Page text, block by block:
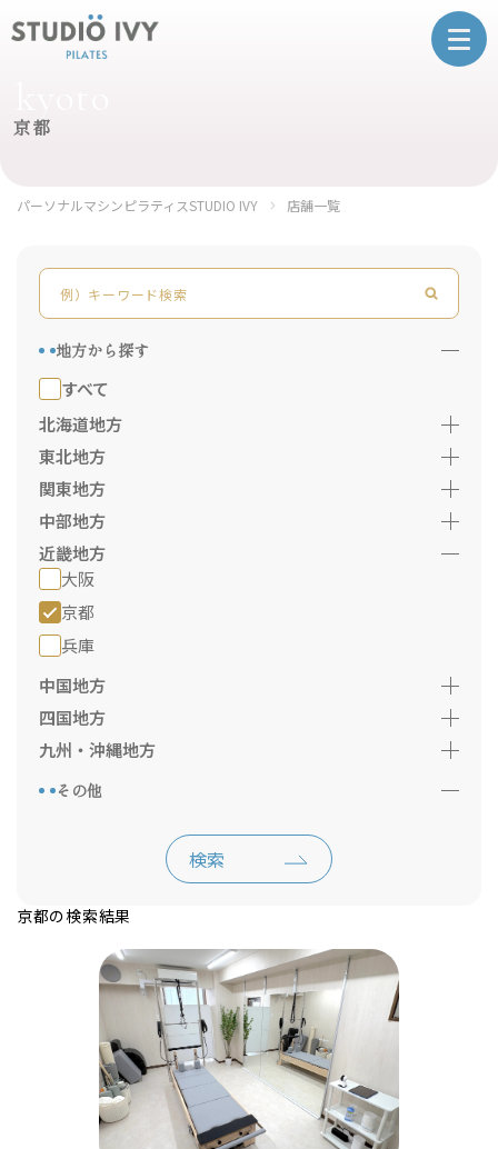
京都
パーソナルマシンピラティスSTUDIO IVY 店舗一覧
地方から探す
すべて
北海道地方
東北地方
関東地方
中部地方
近畿地方
大阪
京都
兵庫
中国地方
四国地方
九州・沖縄地方
その他
検索
京都の検索結果